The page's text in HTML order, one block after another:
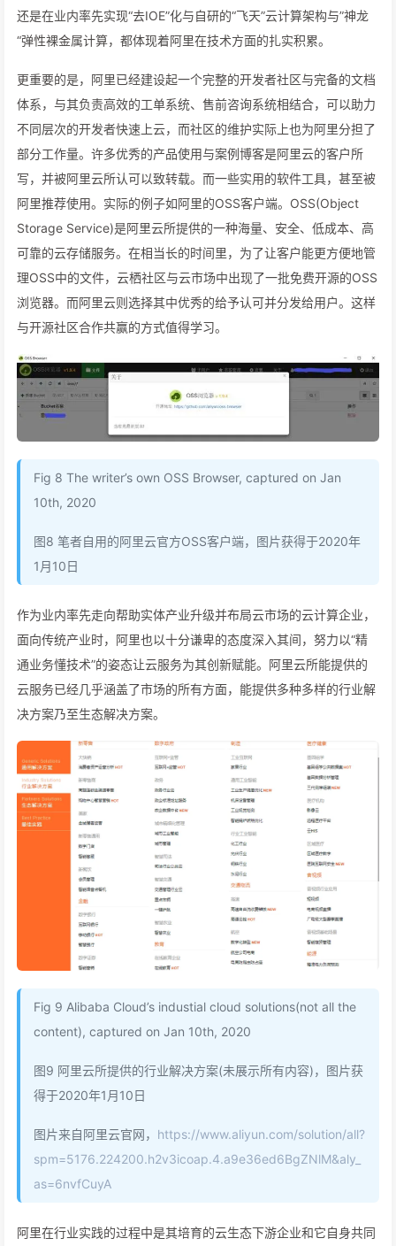
还是在业内率先实现“去IOE”化与自研的“飞天”云计算架构与”神龙
“弹性裸金属计算，都体现着阿里在技术方面的扎实积累。
更重要的是，阿里已经建设起一个完整的开发者社区与完备的文档
体系，与其负责高效的工单系统、售前咨询系统相结合，可以助力
不同层次的开发者快速上云，而社区的维护实际上也为阿里分担了
部分工作量。许多优秀的产品使用与案例博客是阿里云的客户所
写，并被阿里云所认可以致转载。而一些实用的软件工具，甚至被
阿里推荐使用。实际的例子如阿里的OSS客户端。OSS(Object
Storage Service)是阿里云所提供的一种海量、安全、低成本、高
可靠的云存储服务。在相当长的时间里，为了让客户能更方便地管
理OSS中的文件，云栖社区与云市场中出现了一批免费开源的OSS
浏览器。而阿里云则选择其中优秀的给予认可并分发给用户。这样
与开源社区合作共赢的方式值得学习。
Fig 8 The writer’s own OSS Browser, captured on Jan
10th, 2020
图8 笔者自用的阿里云官方OSS客户端，图片获得于2020年
1月10日
作为业内率先走向帮助实体产业升级并布局云市场的云计算企业，
面向传统产业时，阿里也以十分谦卑的态度深入其间，努力以“精
通业务懂技术”的姿态让云服务为其创新赋能。阿里云所能提供的
云服务已经几乎涵盖了市场的所有方面，能提供多种多样的行业解
决方案乃至生态解决方案。
Fig 9 Alibaba Cloud’s industial cloud solutions(not all the
content), captured on Jan 10th, 2020
图9 阿里云所提供的行业解决方案(未展示所有内容)，图片获
得于2020年1月10日
图片来自阿里云官网， https://www.aliyun.com/solution/all?
spm=5176.224200.h2v3icoap.4.a9e36ed6BgZNlM&aly_
as=6nvfCuyA
阿里在行业实践的过程中是其培育的云生态下游企业和它自身共同